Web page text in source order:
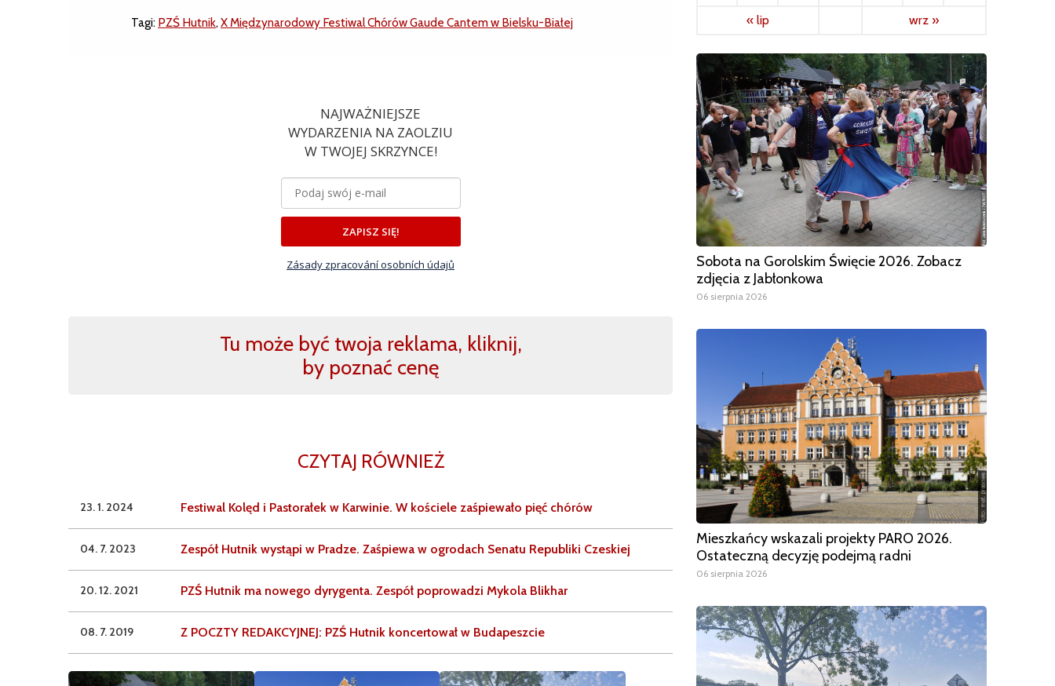
Tagi: PZŚ Hutnik,X Międzynarodowy Festiwal Chórów Gaude Cantem w Bielsku-Białej
NAJWAŻNIEJSZE
WYDARZENIA NA ZAOLZIU
W TWOJEJ SKRZYNCE!
ZAPISZ SIĘ!
Zásady zpracování osobních údajů
Tu może być twoja reklama, kliknij,
by poznać cenę
CZYTAJ RÓWNIEŻ
23. 1. 2024 Festiwal Kolęd i Pastorałek w Karwinie. W kościele zaśpiewało pięć chórów
04. 7. 2023 Zespół Hutnik wystąpi w Pradze. Zaśpiewa w ogrodach Senatu Republiki Czeskiej
20. 12. 2021 PZŚ Hutnik ma nowego dyrygenta. Zespół poprowadzi Mykola Blikhar
08. 7. 2019 Z POCZTY REDAKCYJNEJ: PZŚ Hutnik koncertował w Budapeszcie
« lip
wrz »
Sobota na Gorolskim Święcie 2026. Zobacz
zdjęcia z Jabłonkowa
06 sierpnia 2026
Mieszkańcy wskazali projekty PARO 2026.
Ostateczną decyzję podejmą radni
06 sierpnia 2026